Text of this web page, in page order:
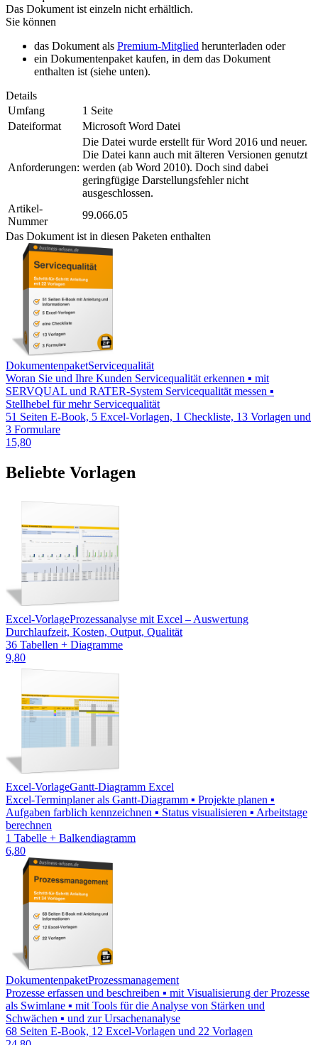
Das Dokument ist einzeln nicht erhältlich.
Sie können
das Dokument als Premium-Mitglied herunterladen oder
ein Dokumentenpaket kaufen, in dem das Dokument
enthalten ist (siehe unten).
Details
Umfang
1 Seite
Dateiformat
Microsoft Word Datei
Anforderungen:
Die Datei wurde erstellt für Word 2016 und neuer.
Die Datei kann auch mit älteren Versionen genutzt
werden (ab Word 2010). Doch sind dabei
geringfügige Darstellungsfehler nicht
ausgeschlossen.
Artikel-
Nummer
99.066.05
Das Dokument ist in diesen Paketen enthalten
DokumentenpaketServicequalität
Woran Sie und Ihre Kunden Servicequalität erkennen ▪ mit
SERVQUAL und RATER-System Servicequalität messen ▪
Stellhebel für mehr Servicequalität
51 Seiten E-Book, 5 Excel-Vorlagen, 1 Checkliste, 13 Vorlagen und
3 Formulare
15,80
Beliebte Vorlagen
Excel-VorlageProzessanalyse mit Excel – Auswertung
Durchlaufzeit, Kosten, Output, Qualität
36 Tabellen + Diagramme
9,80
Excel-VorlageGantt-Diagramm Excel
Excel-Terminplaner als Gantt-Diagramm ▪ Projekte planen ▪
Aufgaben farblich kennzeichnen ▪ Status visualisieren ▪ Arbeitstage
berechnen
1 Tabelle + Balkendiagramm
6,80
DokumentenpaketProzessmanagement
Prozesse erfassen und beschreiben ▪ mit Visualisierung der Prozesse
als Swimlane ▪ mit Tools für die Analyse von Stärken und
Schwächen ▪ und zur Ursachenanalyse
68 Seiten E-Book, 12 Excel-Vorlagen und 22 Vorlagen